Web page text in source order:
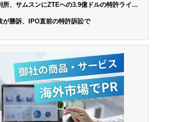
所、サムスンにZTEへの3.9億ドルの特許ライセ
が勝訴、IPO直前の特許訴訟で